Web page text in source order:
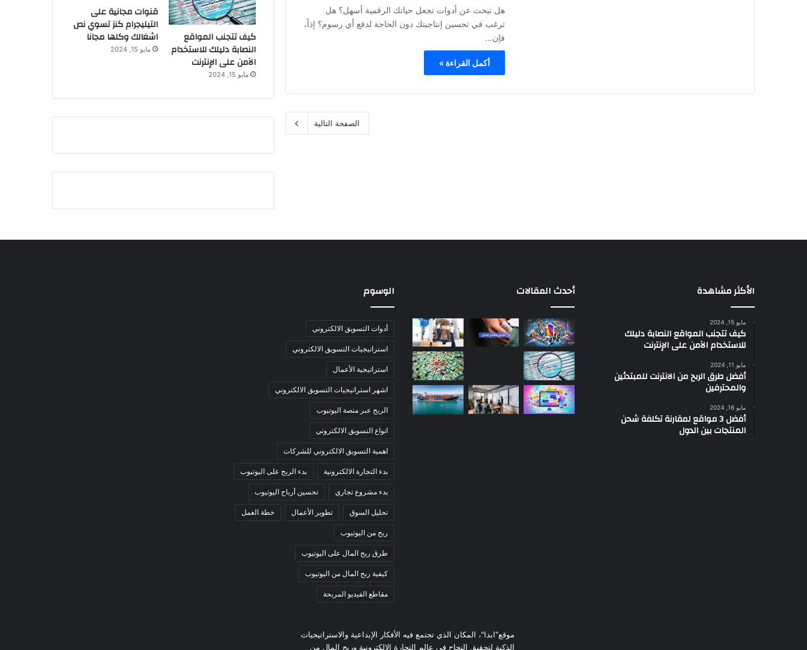
هل تبحث عن أدوات تجعل حياتك الرقمية أسهل؟ هل
ترغب في تحسين إنتاجيتك دون الحاجة لدفع أي رسوم؟ إذاً،
فإن…
أكمل القراءة »
الصفحة التالية
كيف تتجنب المواقع
النصابة دليلك للاستخدام
الآمن على الإنترنت
مايو 15, 2024
قنوات مجانية على
التيليجرام كنز تسوي نص
اشغالك وكلها مجانا
مايو 15, 2024
الأكثر مشاهدة
مايو 15, 2024
كيف تتجنب المواقع النصابة دليلك
للاستخدام الآمن على الإنترنت
مايو 11, 2024
أفضل طرق الربح من الانترنت للمبتدئين
والمحترفين
مايو 16, 2024
أفضل 3 مواقع لمقارنة تكلفة شحن
المنتجات بين الدول
أحدث المقالات الوسوم
أدوات التسويق الالكتروني
استراتيجيات التسويق الالكتروني
استراتيجية الأعمال
اشهر استراتيجيات التسويق الالكتروني
الربح عبر منصة اليوتيوب
انواع التسويق الالكتروني
اهمية التسويق الالكتروني للشركات
بدء التجارة الالكترونية بدء الربح على اليوتيوب
بدء مشروع تجاري تحسين أرباح اليوتيوب
تحليل السوق تطوير الأعمال خطة العمل
ربح من اليوتيوب
طرق ربح المال على اليوتيوب
كيفية ربح المال من اليوتيوب
مقاطع الفيديو المربحة
موقع"ابدا"، المكان الذي تجتمع فيه الأفكار الإبداعية والاستراتيجيات
الذكية لتحقيق النجاح في عالم التجارة الإلكترونية وربح المال من